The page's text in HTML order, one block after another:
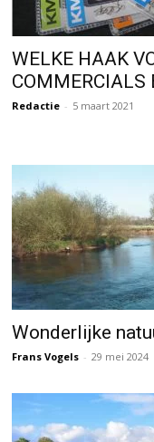
WELKE HAAK
COMMERCIALS
Redactie - 5 maart 2021
Wonderlijke
Frans Vogels - 29 mei 2024